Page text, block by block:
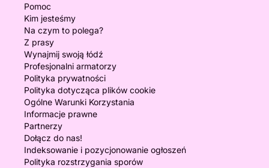
Pomoc
Kim jesteśmy
Na czym to polega?
Z prasy
Wynajmij swoją łódź
Profesjonalni armatorzy
Polityka prywatności
Polityka dotycząca plików cookie
Ogólne Warunki Korzystania
Informacje prawne
Partnerzy
Dołącz do nas!
Indeksowanie i pozycjonowanie ogłoszeń
Polityka rozstrzygania sporów